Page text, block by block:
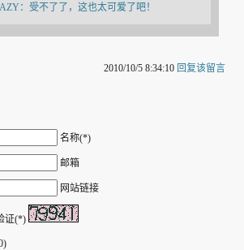
：受不了了，这也太可爱了吧！
2010/10/5 8:34:10 回复该留言
名称(*)
邮箱
网站链接
证(*)